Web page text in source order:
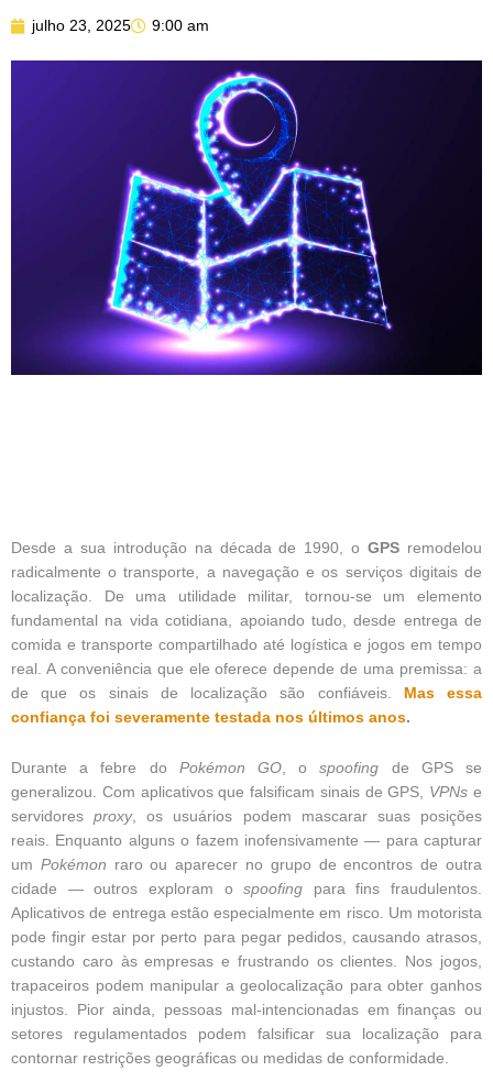
julho 23, 2025 9:00 am
Desde a sua introdução na década de 1990, oGPS remodelou
radicalmente o transporte, a navegação e os serviços digitais de
localização. De uma utilidade militar, tornou-se um elemento
fundamental na vida cotidiana, apoiando tudo, desde entrega de
comida e transporte compartilhado até logística e jogos em tempo
real. A conveniência que ele oferece depende de uma premissa: a
de que os sinais de localização são confiáveis. Mas essa
confiança foi severamente testada nos últimos anos.
Durante a febre do Pokémon GO , ospoofing de GPS se
generalizou. Com aplicativos que falsificam sinais de GPS, VPNs e
servidoresproxy, os usuários podem mascarar suas posições
reais. Enquanto alguns o fazem inofensivamente — para capturar
um Pokémon raro ou aparecer no grupo de encontros de outra
cidade — outros exploram ospoofing para fins fraudulentos.
Aplicativos de entrega estão especialmente em risco. Um motorista
pode fingir estar por perto para pegar pedidos, causando atrasos,
custando caro às empresas e frustrando os clientes. Nos jogos,
trapaceiros podem manipular a geolocalização para obter ganhos
injustos. Pior ainda, pessoas mal-intencionadas em finanças ou
setores regulamentados podem falsificar sua localização para
contornar restrições geográficas ou medidas de conformidade.